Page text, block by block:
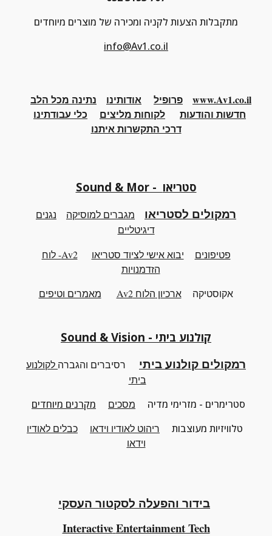
מתקבלות הצעות לקניה ומכירה של מוצרים מיוחדים
info@Av1.co.il
www.Av1.co.il פרופיל אודותינו
נתינה מכל הלב
חדשות והודעות
לקוחות מליצים כלי עבודתינו
דרכי התקשרות איתנו
Sound & Mor - סטריאו
רמקולים לסטריאו מגברים למוסיקה
נגנים
דיגיטליים
פטיפונים יבוא אישי לציוד סטריאו
Av2- לוח
הזדמנויות
אקוסטיקהארכיון הלוח Av2 מאמרים וטיפים
קולנוע ביתי - Sound & Vision
רמקולים קולנוע ביתי רסיברים והגברה לקולנוע
ביתי
סטרימרים - מזרימי מדיה מסכים
מקרנים מיוחדים
טלוויזיות מעוצבות
ריהוט לאודיו וידאו
כבלים לאודיו
וידאו
בידור והפעלה לסקטור העסקי
Interactive Entertainment Tech